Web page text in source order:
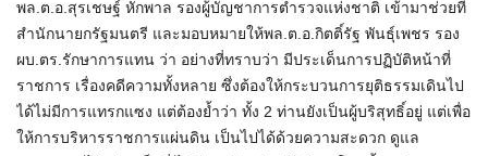
พล.ต.อ.สุรเชษฐ์ หักพาล รองผู้บัญชาการตำรวจแห่งชาติ เข้ามาช่วยที่
สำนักนายกรัฐมนตรี และมอบหมายให้พล.ต.อ.กิตติ์รัฐ พันธุ์เพชร รอง
ผบ.ตร.รักษาการแทน ว่า อย่างที่ทราบว่า มีประเด็นการปฏิบัติหน้าที่
ราชการ เรื่องคดีความทั้งหลาย ซึ่งต้องให้กระบวนการยุติธรรมเดินไป
ได้ไม่มีการแทรกแซง แต่ต้องย้ำว่า ทั้ง 2 ท่านยังเป็นผู้บริสุทธิ์อยู่ แต่เพื่อ
ให้การบริหารราชการแผ่นดิน เป็นไปได้ด้วยความสะดวก ดูแล